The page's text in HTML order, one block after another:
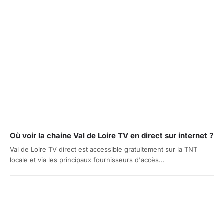
Où voir la chaine Val de Loire TV en direct sur internet ?
Val de Loire TV direct est accessible gratuitement sur la TNT
locale et via les principaux fournisseurs d'accès...